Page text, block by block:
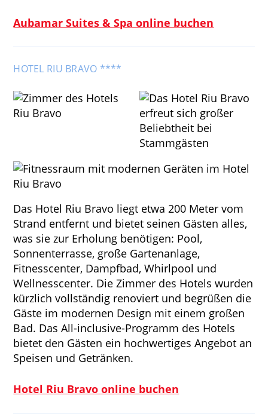
Aubamar Suites & Spa online buchen
HOTEL RIU BRAVO ****
Das Hotel Riu Bravo liegt etwa 200 Meter vom
Strand entfernt und bietet seinen Gästen alles,
was sie zur Erholung benötigen: Pool,
Sonnenterrasse, große Gartenanlage,
Fitnesscenter, Dampfbad, Whirlpool und
Wellnesscenter. Die Zimmer des Hotels wurden
kürzlich vollständig renoviert und begrüßen die
Gäste im modernen Design mit einem großen
Bad. Das All-inclusive-Programm des Hotels
bietet den Gästen ein hochwertiges Angebot an
Speisen und Getränken.
Hotel Riu Bravo online buchen